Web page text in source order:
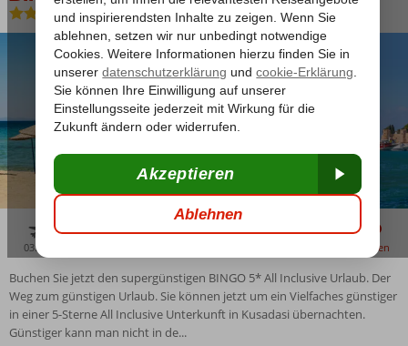
All Inclusive- Hotel
03:15 merken
Buchen Sie jetzt den supergünstigen BINGO 5* All Inclusive Urlaub. Der
Weg zum günstigen Urlaub. Sie können jetzt um ein Vielfaches günstiger
in einer 5-Sterne All Inclusive Unterkunft in Kusadasi übernachten.
Günstiger kann man nicht in de...